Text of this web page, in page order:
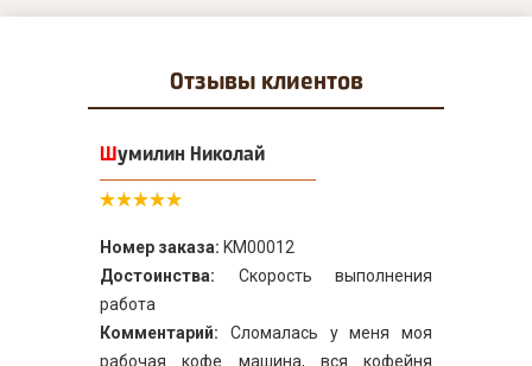
Отзывы клиентов
Шумилин Николай
Номер заказа: KM00012
Достоинства: Скорость выполнения
работа
Комментарий: Сломалась у меня моя
рабочая кофе машина, вся кофейня